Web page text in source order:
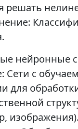
решать
нейронные
Сети с
для